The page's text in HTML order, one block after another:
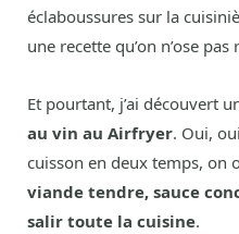
éclaboussures sur la
une recette qu’on n’ose
Et pourtant, j’ai découvert
au vin au Airfryer. Oui,
cuisson en deux temps, on
viande tendre, sauce
salir toute la cuisine.